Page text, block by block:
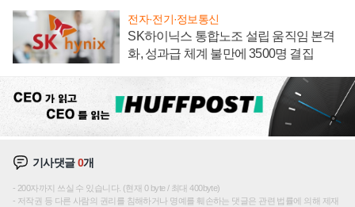
전자·전기·정보통신
SK하이닉스 통합노조 설립 움직임 본격
화, 성과급 체계 불만에 3500명 결집
기사댓글0개
200자까지 쓰실 수 있습니다. (현재 0 byte / 최대 400byte)
저작권 등 다른 사람의 권리를 침해하거나 명예를 훼손하는 댓글은 관련 법률에 의해 제재